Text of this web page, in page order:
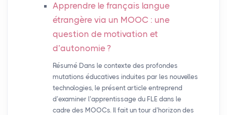
Apprendre le français langue
étrangère via un MOOC : une
question de motivation et
d’autonomie?
Résumé Dans le contexte des profondes
mutations éducatives induites par les nouvelles
technologies, le présent article entreprend
d’examiner l’apprentissage du FLE dans le
cadre des MOOCs. Il fait un tour d’horizon des